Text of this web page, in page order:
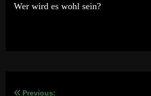
Wer wird es wohl sein?
Previous: